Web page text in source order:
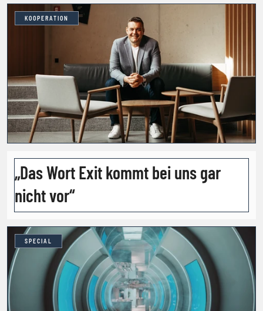
KOOPERATION
„Das Wort Exit kommt bei uns gar
nicht vor“
SPECIAL